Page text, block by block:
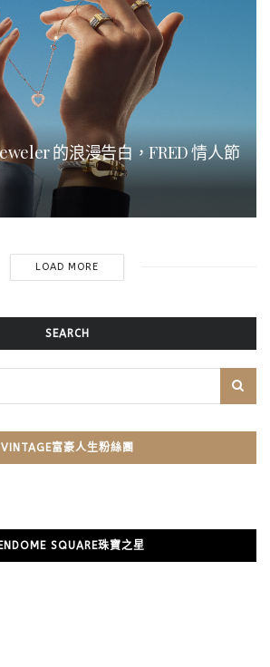
的浪漫告白，FRED 情人節
LOAD MORE
SEARCH
VINTAGE富豪人生粉絲團
SQUARE珠寶之星